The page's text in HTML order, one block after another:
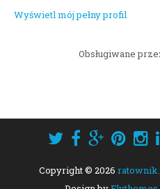
Wyświetl mój pełny profil
Obsługiwane
Copyright © 2026